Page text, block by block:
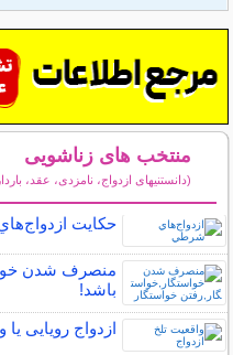
منتخب های زناشویی
(دانستنیهای ازدواج، نامزدی، عقد،
حكايت
منصرف شدن
باشد!
ازدواج رویایی یا